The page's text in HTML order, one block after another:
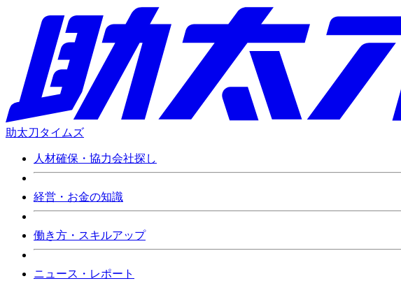
助太刀タイムズ
人材確保・協力会社探し
経営・お金の知識
働き方・スキルアップ
ニュース・レポート